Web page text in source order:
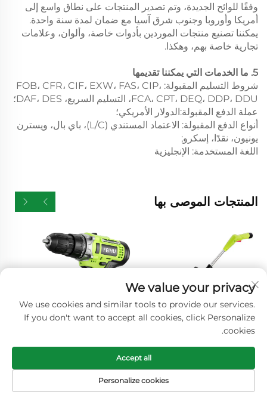
وفقًا للوائح الجديدة، وتم تصدير المنتجات على نطاق واسع إلى
أمريكا وأوروبا وجنوب شرق آسيا مع ضمان لمدة سنة واحدة.
يمكننا تصنيع منتجات الموردين بأدوات خاصة، وألوان، وعلامات
تجارية خاصة بهم، وهكذا.
5. ما الخدمات التي يمكننا تقديمها
شروط التسليم المقبولة: FOB، CFR، CIF، EXW، FAS، CIP،
FCA، CPT، DEQ، DDP، DDU، التسليم السريع، DAF، DES؛
عملة الدفع المقبولة:الدولار الأمريكي؛
أنواع الدفع المقبولة: الاعتماد المستندي (L/C)، باي بال، ويسترن
يونيون، نقدًا، إسكرو;
اللغة المستخدمة: الإنجليزية
المنتجات الموصى بها
ماكينة تقليم الحدائق من نوع
FEIHU المحمولة واللاسلكية
تعمل ببطارية ليثيوم بجهد
فيهو وصول جديد مثقاب
كهربائي لاسلكي للمشاريع
اليدوية أدوات مثقاب ليثيوم
We value your privacy
We use cookies and similar tools to provide our services.
If you don't want to accept all cookies, click Personalize
cookies.
Personalize cookies
Accept all